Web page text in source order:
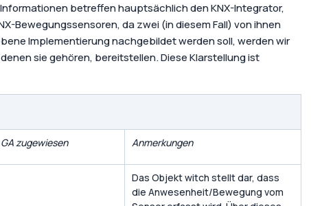
betreffen hauptsächlich den KNX-Integrator,
Bewegungssensoren, da zwei (in diesem Fall) von ihnen
Implementierung nachgebildet werden soll, werden wir
sie gehören, bereitstellen. Diese Klarstellung ist
zugewiesen Anmerkungen
Das Objekt witch stellt dar, dass
die Anwesenheit/Bewegung vom